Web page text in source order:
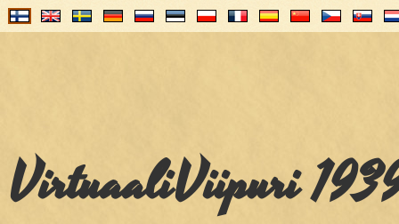
VirtuaaliViipuri